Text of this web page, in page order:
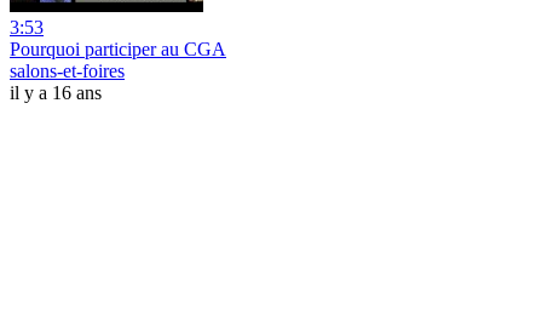
3:53
Pourquoi participer au CGA
salons-et-foires
il y a 16 ans